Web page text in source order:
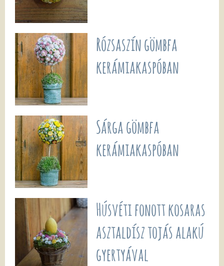
Rózsaszín gömbfa
kerámiakaspóban
Sárga gömbfa
kerámiakaspóban
Húsvéti fonott kosaras
asztaldísz tojás alakú
gyertyával